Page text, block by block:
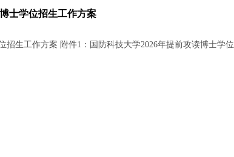
士学位招生工作方案
生工作方案 附件1：国防科技大学2026年提前攻读博士学位